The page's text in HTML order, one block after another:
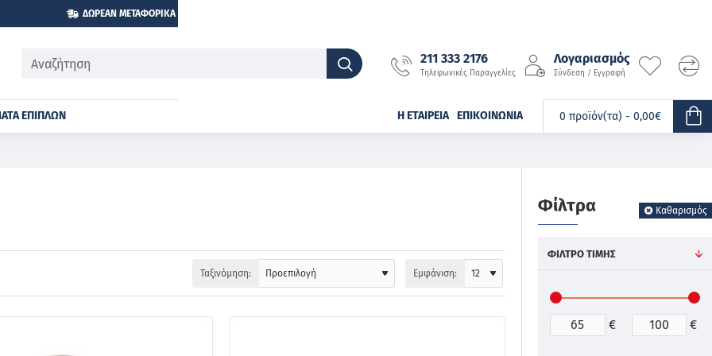
ΔΩΡΕΆΝ ΜΕΤΑΦΟΡΙΚΆ ΓΙΑ ΑΓΟΡΈΣ ΆΝΩ ΤΩΝ 600€
Αναζήτηση
211 333 2176
Τηλεφωνικές Παραγγελίες
Λογαριασμός
Σύνδεση / Εγγραφή
ΕΠΊΠΛΩΝ Η ΕΤΑΙΡΕΊΑ ΕΠΙΚΟΙΝΩΝΊΑ 0 προϊόν(τα) - 0,00€
Ταξινόμηση: Εμφάνιση:
Φίλτρα Καθαρισμός
ΦΊΛΤΡΟ ΤΙΜΉΣ
€ €